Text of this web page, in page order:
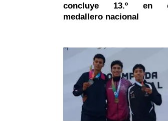
concluye 13.º en
medallero nacional